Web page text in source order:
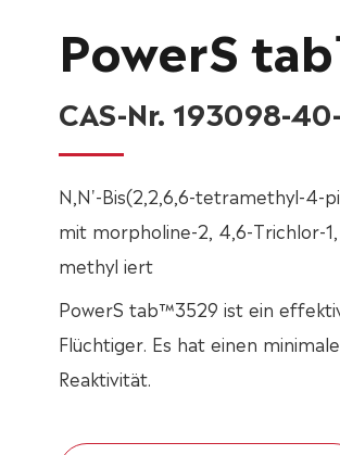
PowerS
CAS-Nr. 193098-
N,N'-Bis(2,2,6,6-tetramethyl-4-
mit morpholine-2, 4,6-Trichlor-
methyl iert
PowerS tab™3529 ist ein
Flüchtiger. Es hat einen
Reaktivität.